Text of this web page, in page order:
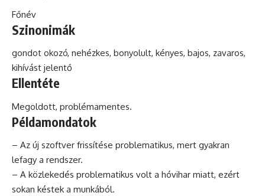
Főnév
Szinonimák
gondot okozó, nehézkes, bonyolult, kényes, bajos, zavaros,
kihívást jelentő
Ellentéte
Megoldott, problémamentes.
Példamondatok
– Az új szoftver frissítése problematikus, mert gyakran
lefagy a rendszer.
– A közlekedés problematikus volt a hóvihar miatt, ezért
sokan késtek a munkából.